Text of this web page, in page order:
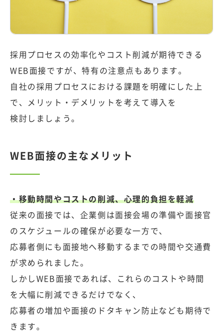
採用プロセスの効率化やコスト削減が期待できる
WEB面接ですが、特有の注意点もあります。
自社の採用プロセスにおける課題を明確にした上
で、メリット・デメリットを考えて導入を
検討しましょう。
WEB面接の主なメリット
・移動時間やコストの削減、心理的負担を軽減
従来の面接では、企業側は面接会場の準備や面接官
のスケジュールの確保が必要な一方で、
応募者側にも面接地へ移動するまでの時間や交通費
が求められました。
しかしWEB面接であれば、これらのコストや時間
を大幅に削減できるだけでなく、
応募者の増加や面接のドタキャン防止なども期待で
きます。